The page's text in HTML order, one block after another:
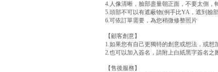
4.人像清晰，臉部盡量朝正面，不要太側，
5.頭部不可以有遮蔽物(例手比YA，遮到臉
6.可依訂單需要，為您稍微修整照片
【顧客創意】
1.如果您有自己更獨特的創意或想法，或想
2.也可以加入簽名，請附上白紙黑字簽名之
【售後服務】